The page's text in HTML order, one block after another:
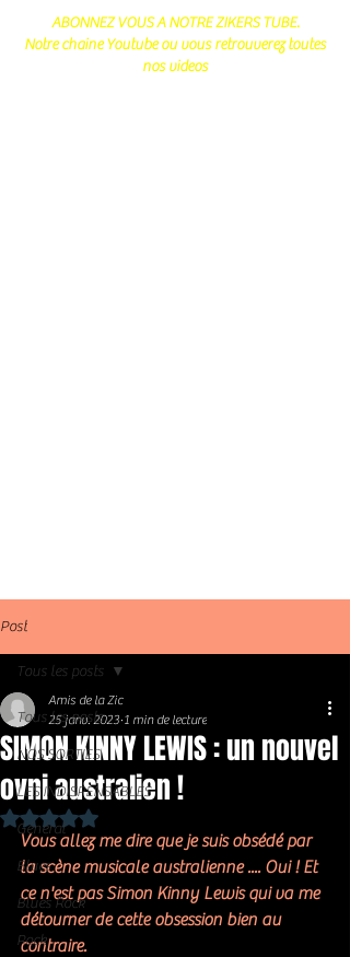
ABONNEZ VOUS A NOTRE ZIKERS TUBE.
Notre chaine Youtube ou vous retrouverez toutes
nos videos
Post
Tous les posts
NOS SORTIES
LES INDISPENSABLES
Général
Blues
Blues Rock
Rock
Tous les posts
SIMON KINNY LEWIS : un nouvel
ovni australien !
Amis de la Zic
25 janv. 2023 1 min de lecture
Noté NaN étoiles sur 5.
Vous allez me dire que je suis obsédé par
la scène musicale australienne .... Oui ! Et
ce n'est pas Simon Kinny Lewis qui va me
détourner de cette obsession bien au
contraire.